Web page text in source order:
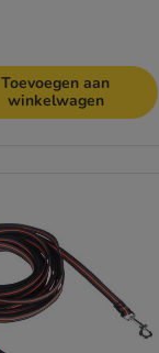
Toevoegen aan
winkelwagen